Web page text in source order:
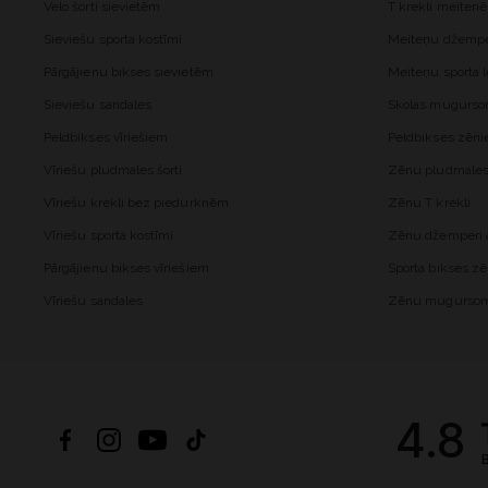
4.8